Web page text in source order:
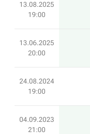
13.08.2025
19:00
13.06.2025
20:00
24.08.2024
19:00
04.09.2023
21:00